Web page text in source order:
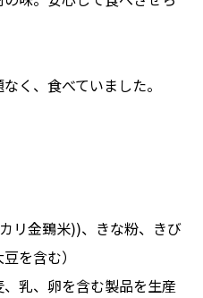
く、食べていました。
リ金鵄米))、きな粉、きび
を含む）
乳、卵を含む製品を生産